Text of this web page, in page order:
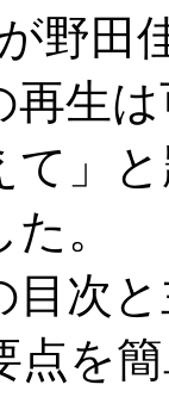
野田
再生
て」
。
次
点を